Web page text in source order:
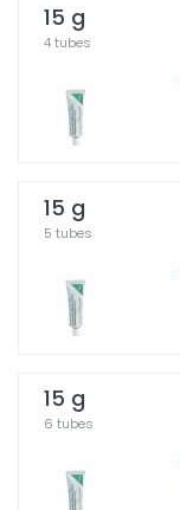
15 g
4 tubes
15 g
5 tubes
15 g
6 tubes